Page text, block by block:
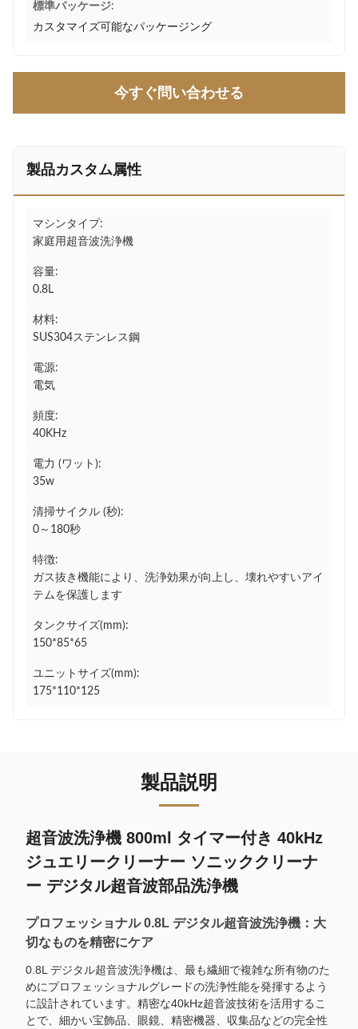
標準パッケージ:
カスタマイズ可能なパッケージング
今すぐ問い合わせる
製品カスタム属性
マシンタイプ:
家庭用超音波洗浄機
容量:
0.8L
材料:
SUS304ステンレス鋼
電源:
電気
頻度:
40KHz
電力 (ワット):
35w
清掃サイクル (秒):
0～180秒
特徴:
ガス抜き機能により、洗浄効果が向上し、壊れやすいアイ
テムを保護します
タンクサイズ(mm):
150*85*65
ユニットサイズ(mm):
175*110*125
製品説明
超音波洗浄機 800ml タイマー付き 40kHz
ジュエリークリーナー ソニッククリーナ
ー デジタル超音波部品洗浄機
プロフェッショナル 0.8L デジタル超音波洗浄機：大
切なものを精密にケア
0.8L デジタル超音波洗浄機は、最も繊細で複雑な所有物のた
めにプロフェッショナルグレードの洗浄性能を発揮するよう
に設計されています。精密な40kHz超音波技術を活用するこ
とで、細かい宝飾品、眼鏡、精密機器、収集品などの完全性